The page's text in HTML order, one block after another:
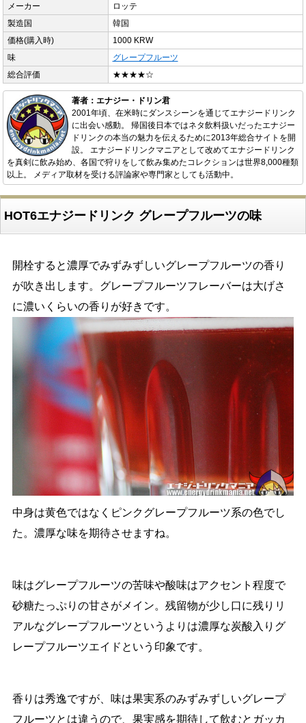
メーカー
ロッテ
製造国
韓国
価格(購入時)
1000 KRW
味
グレープフルーツ
総合評価
★★★★☆
著者：エナジー・ドリン君
2001年頃、在米時にダンスシーンを通じてエナジードリンク
に出会い感動。 帰国後日本ではネタ飲料扱いだったエナジー
ドリンクの本当の魅力を伝えるために2013年総合サイトを開
設。 エナジードリンクマニアとして改めてエナジードリンク
を真剣に飲み始め、各国で狩りをして飲み集めたコレクションは世界8,000種類
以上。 メディア取材を受ける評論家や専門家としても活動中。
HOT6エナジードリンク グレープフルーツの味
開栓すると濃厚でみずみずしいグレープフルーツの香り
が吹き出します。グレープフルーツフレーバーは大げさ
に濃いくらいの香りが好きです。
中身は黄色ではなくピンクグレープフルーツ系の色でし
た。濃厚な味を期待させますね。
味はグレープフルーツの苦味や酸味はアクセント程度で
砂糖たっぷりの甘さがメイン。残留物が少し口に残りリ
アルなグレープフルーツというよりは濃厚な炭酸入りグ
レープフルーツエイドという印象です。
香りは秀逸ですが、味は果実系のみずみずしいグレープ
フルーツとは違うので、果実感を期待して飲むとガッカ